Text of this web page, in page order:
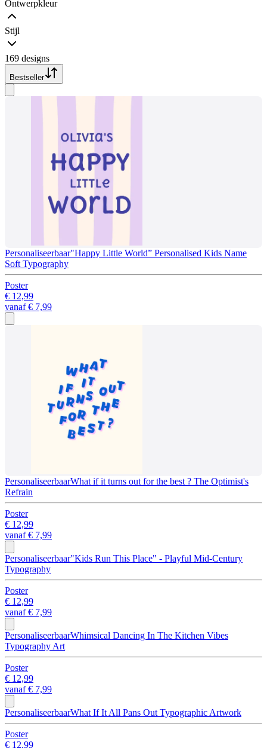
Ontwerpkleur
Stijl
169 designs
Bestseller
Personaliseerbaar"Happy Little World” Personalised Kids Name
Soft Typography
Poster
€ 12,99
vanaf€ 7,99
PersonaliseerbaarWhat if it turns out for the best ? The Optimist's
Refrain
Poster
€ 12,99
vanaf€ 7,99
Personaliseerbaar"Kids Run This Place" - Playful Mid-Century
Typography
Poster
€ 12,99
vanaf€ 7,99
PersonaliseerbaarWhimsical Dancing In The Kitchen Vibes
Typography Art
Poster
€ 12,99
vanaf€ 7,99
PersonaliseerbaarWhat If It All Pans Out Typographic Artwork
Poster
€ 12,99